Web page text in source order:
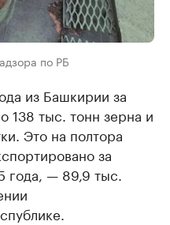
по РБ
из Башкирии за
138 тыс. тонн зерна и
Это на полтора
за
года, — 89,9 тыс.